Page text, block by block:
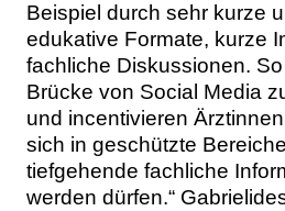
Beispiel durch sehr kurze
edukative Formate, kurze
fachliche Diskussionen.
Brücke von Social Media
und incentivieren
sich in geschützte
tiefgehende fachliche
werden dürfen.“